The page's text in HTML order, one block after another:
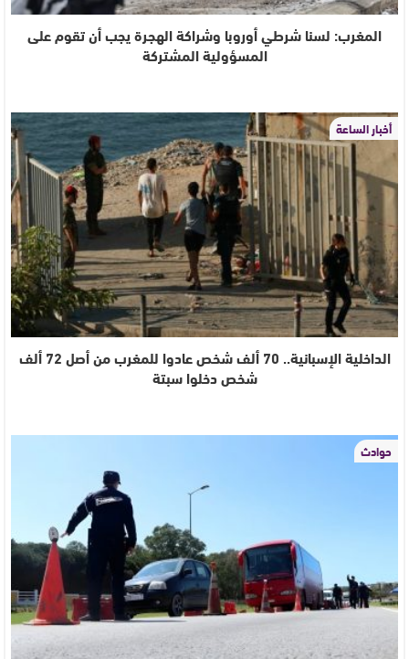
المغرب: لسنا شرطي أوروبا وشراكة الهجرة يجب أن تقوم على
المسؤولية المشتركة
أخبار الساعة
الداخلية الإسبانية.. 70 ألف شخص عادوا للمغرب من أصل 72 ألف
شخص دخلوا سبتة
حوادث